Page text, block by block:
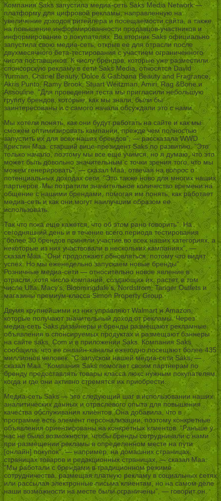
Компания Saks запустила медиа-сеть Saks Media Network —
платформу для цифровой рекламы, направленную на
увеличение доходов ритейлера и посещаемости сайта, а также
на повышение информированности продавцов-участников и
информирование о покупателях. Во вторник Saks официально
запустила свою медиа-сеть, открыв ее для отрасли после
двухмесячного бета-тестирования с участием ограниченного
числа поставщиков. К числу брендов, которые уже разместили
спонсорскую рекламу в сети Saks Media, относятся David
Yurman, Chanel Beauty, Dolce & Gabbana Beauty and Fragrance,
Akris Punto, Ramy Brook, Stuart Weitzman, Amiri, Rag &Bone и
Assouline. “Для проведения теста мы пригласили небольшую
группу брендов, которые, как мы знали, были бы
заинтересованы и с самого начала обсуждали это с нами.
Мы хотели понять, как они будут работать на сайте и как мы
сможем оптимизировать кампании, прежде чем полностью
запустить их для всех наших брендов”, — рассказала WWD
Кристин Маа, старший вице-президент Saks по развитию. “Это
только начало, поэтому мы все еще учимся, но я думаю, что это
может быть довольно значительным с точки зрения того, что мы
можем генерировать”, — сказал Маа, отвечая на вопрос о
потенциальных доходах сети. “Это также ново для многих наших
партнеров. Мы потратили значительное количество времени на
общение с нашими брендами, помогая им понять, как работает
медиа-сеть и как они могут наилучшим образом ее
использовать.
Так что пока еще кажется, что об этом рано говорить”. На
сегодняшний день и в течение всего периода тестирования
“более 30 брендов приняли участие во всех наших категориях, а
некоторые из них участвовали в нескольких кампаниях”, —
сказал Маа. “Они продолжают обновляться, потому что видят
успех. Но мы еженедельно запускаем новые бренды”.
Розничные медиа-сети — относительно новое явление в
отрасли, хотя число компаний, создающих их, растет, в том
числе Ulta, Macy’s, Bloomingdale’s, Nordstrom, Tanger Outlets и
магазины премиум-класса Simon Property Group.
Двумя крупнейшими из них управляют Walmart и Amazon,
которые получают значительный доход от рекламы. Через
медиа-сеть Saks дизайнеры и бренды размещают рекламные
объявления о спонсируемых продуктах и размещают баннеры
на сайте saks. Com и в приложении Saks. Компания Saks
сообщила, что ее онлайн-каналы ежегодно посещают более 435
миллионов человек. “С запуском нашей медиа-сети Saks, —
сказал Маа. “Компания Saks помогает своим партнерам по
бренду предоставлять товары класса люкс нужным покупателям,
когда и где они активно стремятся их приобрести.
Медиа-сеть Saks — это следующий шаг в использовании наших
аналитических данных и отраслевого опыта для повышения
качества обслуживания клиентов. Она добавила, что в
программе есть элемент персонализации, поэтому конкретные
объявления ориентированы на конкретных клиентов. “Раньше у
нас не было возможности, чтобы бренды сотрудничали с нами
при размещении рекламы в определенном месте на пути
[онлайн] покупок”, — например, на домашних страницах,
страницах товаров и редакционных страницах, — сказал Маа.
“Мы работали с брендами в традиционном режиме
сотрудничества, размещая платную рекламу в социальных сетях
или рассылая электронные письма клиентам, но на самом деле
наши возможности на месте были ограничены”, — говорит он.